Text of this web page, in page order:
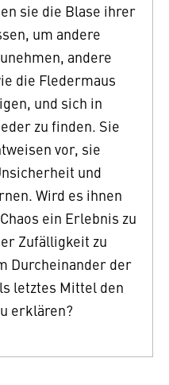
sie die Blase ihrer
um andere
andere
die Fledermaus
und sich in
zu finden. Sie
vor, sie
und
Wird es ihnen
ein Erlebnis zu
Zufälligkeit zu
Durcheinander der
letztes Mittel den
erklären?